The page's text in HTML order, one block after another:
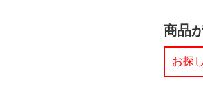
商品
お探